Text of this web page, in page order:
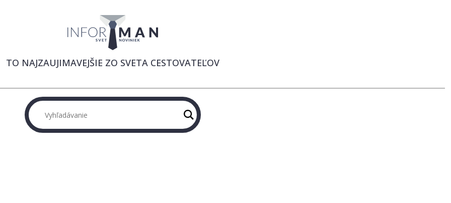
TO NAJZAUJIMAVEJŠIE ZO SVETA CESTOVATEĽOV